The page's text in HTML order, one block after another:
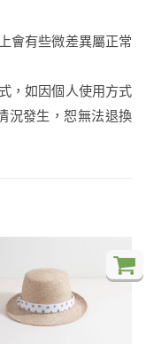
會有些微差異屬正常
，如因個人使用方式
況發生，恕無法退換